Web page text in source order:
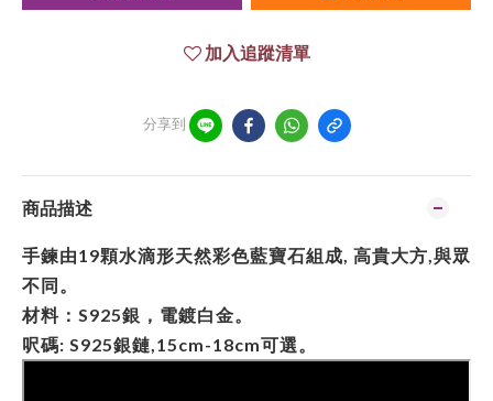
加入追蹤清單
分享到
商品描述
手鍊由19顆水滴形天然彩色藍寶石組成, 高貴大方,與眾
不同。
材料：S925銀，電鍍白金。
呎碼: S925銀鏈,15cm-18cm可選。